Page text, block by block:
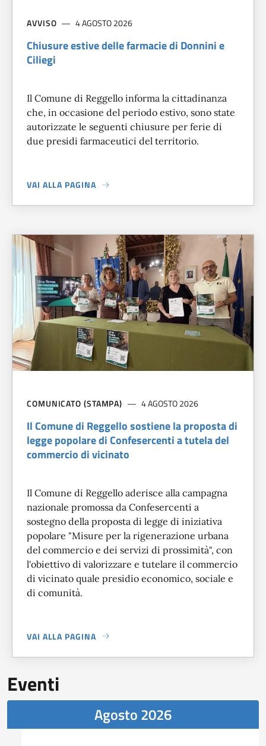
AVVISO 4 AGOSTO 2026
Chiusure estive delle farmacie di Donnini e
Ciliegi
Il Comune di Reggello informa la cittadinanza
che, in occasione del periodo estivo, sono state
autorizzate le seguenti chiusure per ferie di
due presidi farmaceutici del territorio.
VAI ALLA PAGINA
A PROPOSITO DICHIUSURE ESTIVE DELLE FARMACIE DI
COMUNICATO (STAMPA) 4 AGOSTO 2026
Il Comune di Reggello sostiene la proposta di
legge popolare di Confesercenti a tutela del
commercio di vicinato
Il Comune di Reggello aderisce alla campagna
nazionale promossa da Confesercenti a
sostegno della proposta di legge di iniziativa
popolare "Misure per la rigenerazione urbana
del commercio e dei servizi di prossimità", con
l'obiettivo di valorizzare e tutelare il commercio
di vicinato quale presidio economico, sociale e
di comunità.
VAI ALLA PAGINA
A PROPOSITO DIIL COMUNE DI REGGELLO SOSTIENE LA
Eventi
Agosto 2026